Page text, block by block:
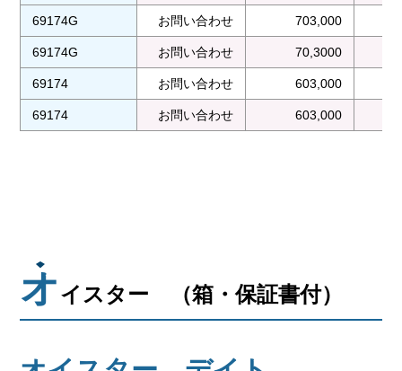
69174G お問い合わせ 703,000
69174G お問い合わせ 70,3000
69174 お問い合わせ 603,000
69174 お問い合わせ 603,000
オイスター （箱・保証書付）